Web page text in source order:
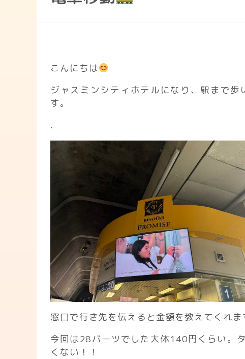
こんにちは
ジャスミンシティホテルになり、駅まで
す。
.
窓口で行き先を伝えると金額を教えてくれま
今回は28バーツでした大体140円くらい。
くない！！